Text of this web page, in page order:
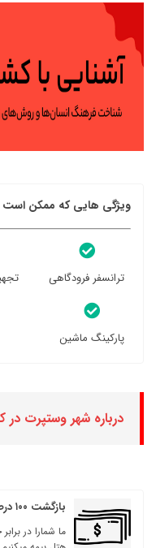
ویژگی هایی که ممکن است
ترانسفر فرودگاهی
پارکینگ ماشین
درباره شهر وستپرت در
بازگشت ۱۰۰ درصد پول
ما شمارا در